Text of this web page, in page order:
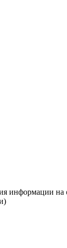
информации на